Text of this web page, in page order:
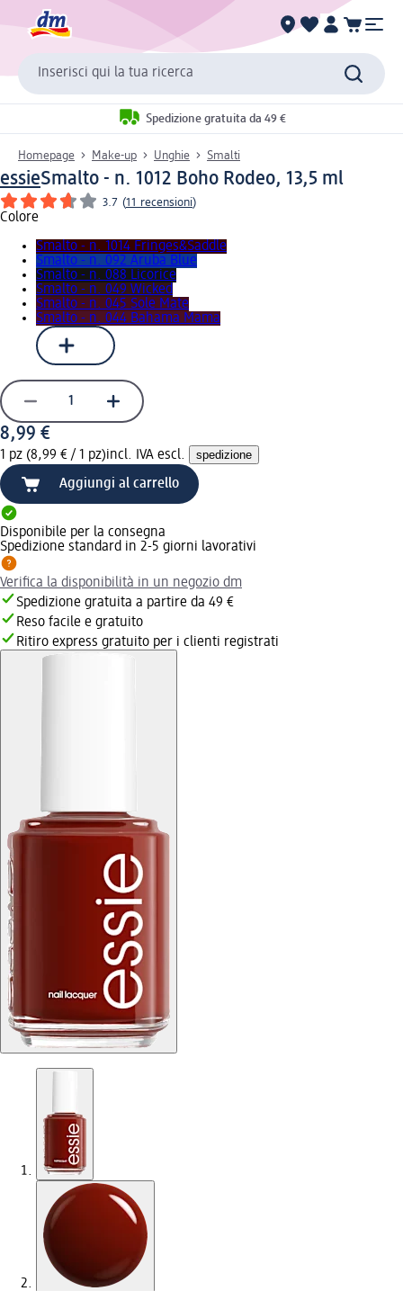
Inserisci qui la tua ricerca
Spedizione gratuita da 49 €
Homepage Make-up Unghie Smalti
essieSmalto - n. 1012 Boho Rodeo, 13,5 ml
3.7 (11 recensioni)
Colore
Smalto - n. 1014 Fringes&Saddle
Smalto - n. 092 Aruba Blue
Smalto - n. 088 Licorice
Smalto - n. 049 Wicked
Smalto - n. 045 Sole Mate
Smalto - n. 044 Bahama Mama
8,99 €
1 pz (8,99 € / 1 pz)incl. IVA escl. spedizione
Aggiungi al carrello
Disponibile per la consegna
Spedizione standard in 2-5 giorni lavorativi
Verifica la disponibilità in un negozio dm
Spedizione gratuita a partire da 49 €
Reso facile e gratuito
Ritiro express gratuito per i clienti registrati